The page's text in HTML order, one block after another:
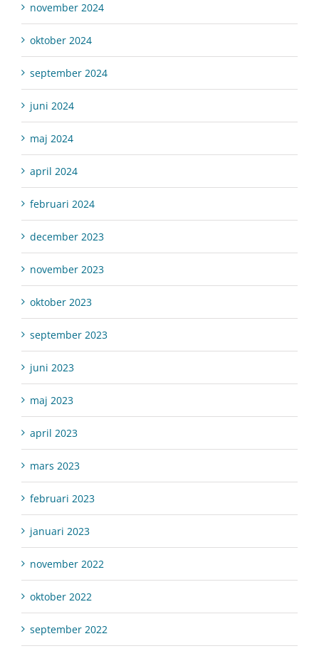
november 2024
oktober 2024
september 2024
juni 2024
maj 2024
april 2024
februari 2024
december 2023
november 2023
oktober 2023
september 2023
juni 2023
maj 2023
april 2023
mars 2023
februari 2023
januari 2023
november 2022
oktober 2022
september 2022